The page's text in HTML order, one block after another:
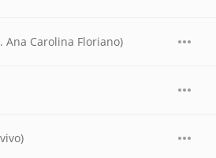
Ana Carolina Floriano)